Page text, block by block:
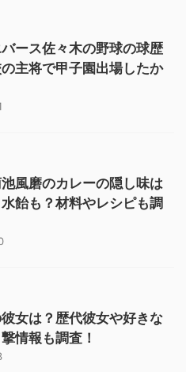
バース佐々木の野球の球歴
主将で甲子園出場したか
池風磨のカレーの隠し味は
飴も？材料やレシピも調
女は？歴代彼女や好きな
情報も調査！